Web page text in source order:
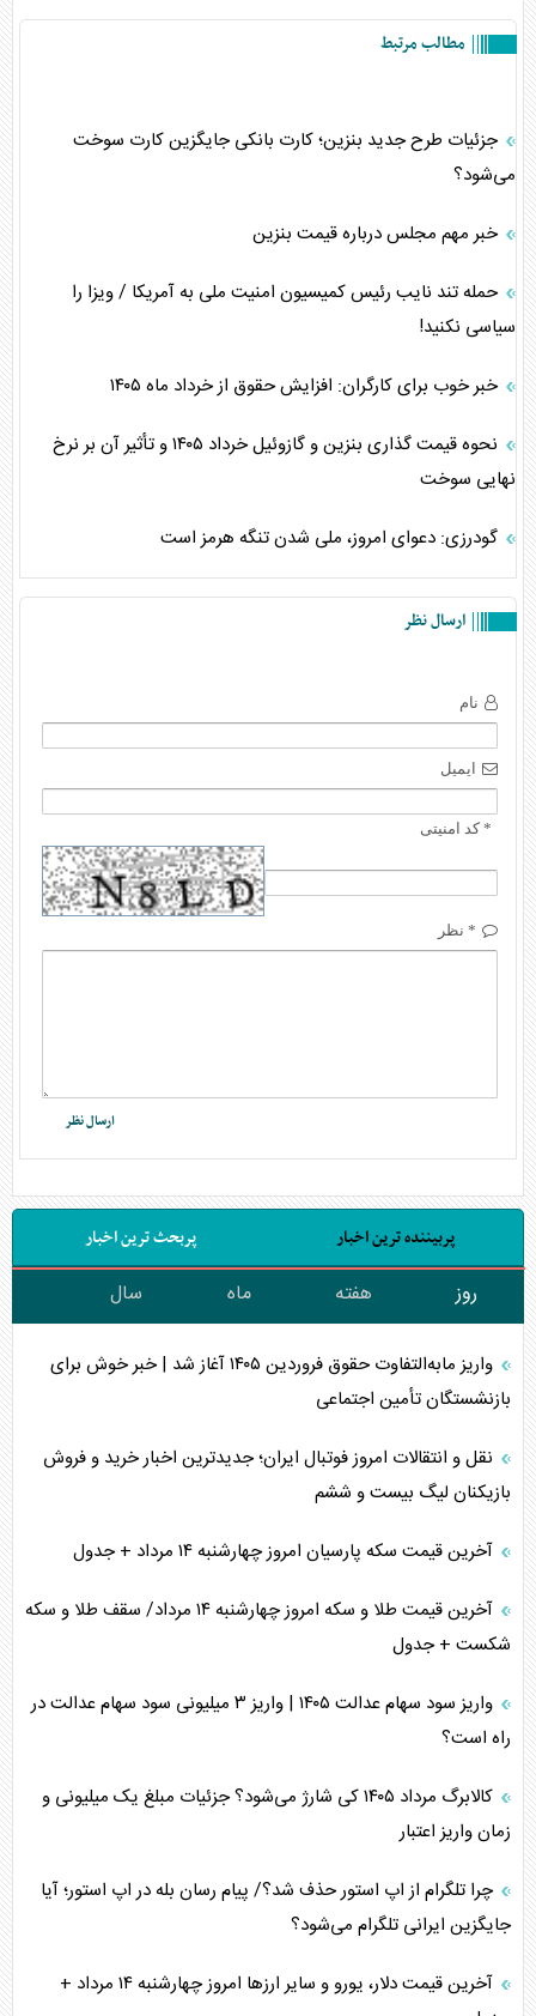
مطالب مرتبط
جزئیات طرح جدید بنزین؛ کارت بانکی جایگزین کارت سوخت
می‌شود؟
خبر مهم مجلس درباره قیمت بنزین
حمله تند نایب رئیس کمیسیون امنیت ملی به آمریکا / ویزا را
سیاسی نکنید!
خبر خوب برای کارگران: افزایش حقوق از خرداد ماه ۱۴۰۵
نحوه قیمت گذاری بنزین و گازوئیل خرداد ۱۴۰۵ و تأثیر آن بر نرخ
نهایی سوخت
گودرزی: دعوای امروز، ملی شدن تنگه هرمز است
ارسال نظر
نام
ایمیل
* کد امنیتی
* نظر
پربیننده ترین اخبار پربحث ترین اخبار
روز هفته ماه سال
واریز مابه‌التفاوت حقوق فروردین ۱۴۰۵ آغاز شد | خبر خوش برای
بازنشستگان تأمین اجتماعی
نقل و انتقالات امروز فوتبال ایران؛ جدیدترین اخبار خرید و فروش
بازیکنان لیگ بیست و ششم
آخرین قیمت سکه پارسیان امروز چهارشنبه ۱۴ مرداد + جدول
آخرین قیمت طلا و سکه امروز چهارشنبه ۱۴ مرداد/ سقف طلا و سکه
شکست + جدول
واریز سود سهام عدالت ۱۴۰۵ | واریز ۳ میلیونی سود سهام عدالت در
راه است؟
کالابرگ مرداد ۱۴۰۵ کی شارژ می‌شود؟ جزئیات مبلغ یک میلیونی و
زمان واریز اعتبار
چرا تلگرام از اپ استور حذف شد؟/ پیام رسان بله در اپ استور؛ آیا
جایگزین ایرانی تلگرام می‌شود؟
آخرین قیمت دلار، یورو و سایر ارز‌ها امروز چهارشنبه ۱۴ مرداد +